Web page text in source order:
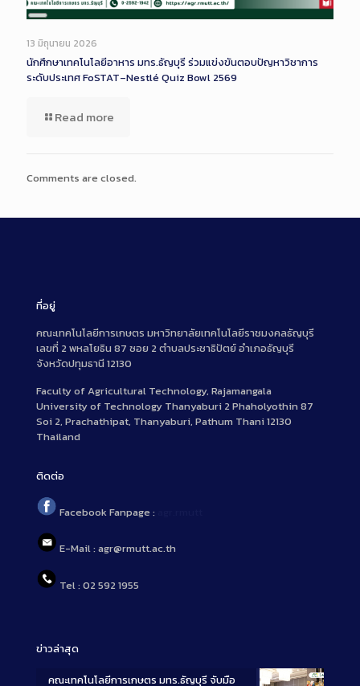
Long
Description
13 มิถุนายน 2026
นักศึกษาเทคโนโลยีอาหาร มทร.ธัญบุรี ร่วมแข่งขันตอบปัญหาวิชาการ
ระดับประเทศ FoSTAT–Nestlé Quiz Bowl 2569
Read more
Comments are closed.
ที่อยู่
คณะเทคโนโลยีการเกษตร มหาวิทยาลัยเทคโนโลยีราชมงคลธัญบุรี
เลขที่ 2 พหลโยธิน 87 ซอย 2 ตำบลประชาธิปัตย์ อำเภอธัญบุรี
จังหวัดปทุมธานี 12130
Faculty of Agricultural Technology, Rajamangala
University of Technology Thanyaburi 2 Phaholyothin 87
Soi 2, Prachathipat, Thanyaburi, Pathum Thani 12130
Thailand
ติดต่อ
Facebook Fanpage :
E-Mail : agr@rmutt.ac.th
Tel : 02 592 1955
ข่าวล่าสุด
คณะเทคโนโลยีการเกษตร มทร.ธัญบุรี จับมือ